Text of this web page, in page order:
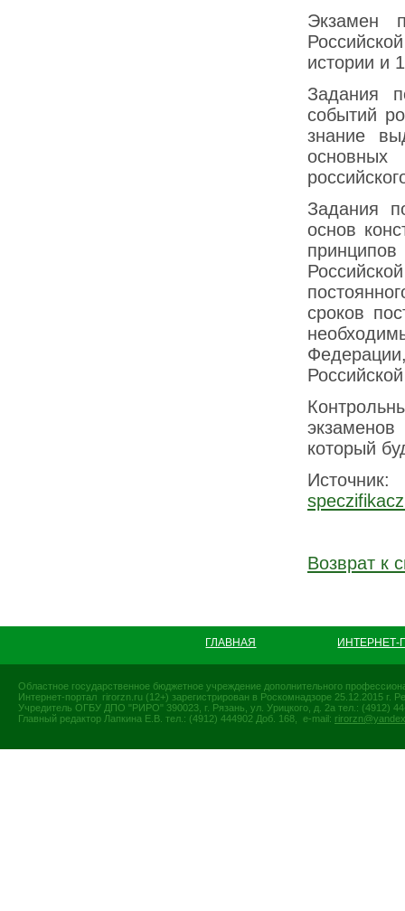
Экзамен
истории и
Задания
событий
знание
основных
Задания
основ
сроков
который
Возврат к
ГЛАВНАЯ
Областное государственное бюджетное учреждение дополнительного
Интернет-портал rirorzn.ru (12+) зарегистрирован в Роскомнадзоре 25.12.2015
Учредитель ОГБУ ДПО "РИРО" 390023, г. Рязань, ул. Урицкого, д. 2а тел.: (4912)
Главный редактор Лапкина Е.В. тел.: (4912) 444902 Доб. 168, e-mail: